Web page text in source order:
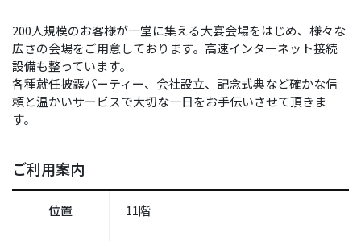
200人規模のお客様が一堂に集える大宴会場をはじめ、様々な
広さの会場をご用意しております。高速インターネット接続
設備も整っています。
各種就任披露パーティー、会社設立、記念式典など確かな信
頼と温かいサービスで大切な一日をお手伝いさせて頂きま
す。
ご利用案内
位置 11階